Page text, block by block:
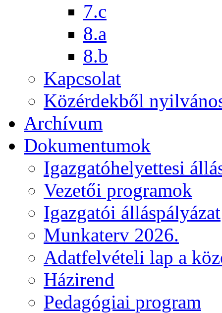
7.c
8.a
8.b
Kapcsolat
Közérdekből
Archívum
Dokumentumok
Igazgatóhelyettesi
Vezetői programok
Igazgatói álláspályázat
Munkaterv 2026.
Adatfelvételi lap a
Házirend
Pedagógiai program